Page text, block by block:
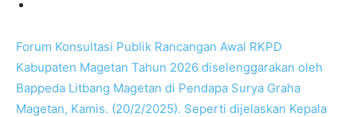
Forum Konsultasi Publik Rancangan Awal RKPD
Kabupaten Magetan Tahun 2026 diselenggarakan oleh
Bappeda Litbang Magetan di Pendapa Surya Graha
Magetan, Kamis. (20/2/2025). Seperti dijelaskan Kepala